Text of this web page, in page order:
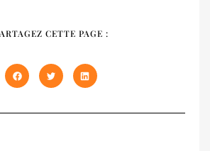
numéros épuisés de NATIVES en
de 408 pages. À offrir et à
s'offrir !
CETTE PAGE :